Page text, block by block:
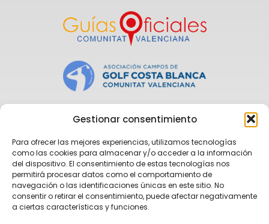
Gestionar consentimiento
Para ofrecer las mejores experiencias, utilizamos tecnologías
como las cookies para almacenar y/o acceder a la información
del dispositivo. El consentimiento de estas tecnologías nos
permitirá procesar datos como el comportamiento de
navegación o las identificaciones únicas en este sitio. No
consentir o retirar el consentimiento, puede afectar negativamente
a ciertas características y funciones.